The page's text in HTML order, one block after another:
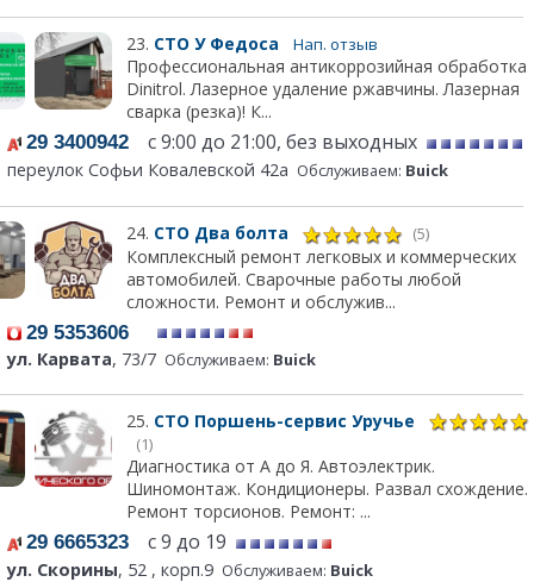
23. СТО У Федоса Нап. отзыв
Профессиональная антикоррозийная обработка
Dinitrol. Лазерное удаление ржавчины. Лазерная
сварка (резка)! К...
29 3400942 с 9:00 до 21:00, без выходных
переулок Софьи Ковалевской 42а Обслуживаем: Buick
24. СТО Два болта (5)
Комплексный ремонт легковых и коммерческих
автомобилей. Сварочные работы любой
сложности. Ремонт и обслужив...
29 5353606
ул. Карвата, 73/7 Обслуживаем: Buick
25. СТО Поршень-сервис Уручье
(1)
Диагностика от А до Я. Автоэлектрик.
Шиномонтаж. Кондиционеры. Развал схождение.
Ремонт торсионов. Ремонт: ...
29 6665323 с 9 до 19
ул. Скорины, 52 , корп.9 Обслуживаем: Buick